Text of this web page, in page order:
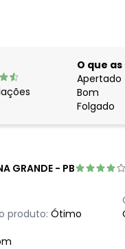
O que
Apertado
Bom
Folgado
GRANDE - PB
produto: Ótimo